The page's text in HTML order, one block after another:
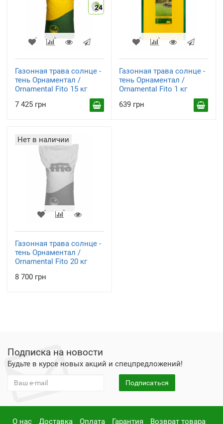
24
Газонная трава солнце -
тень Орнаментал /
Ornamental Fito 15 кг
7 425 грн
Газонная трава солнце -
тень Орнаментал /
Ornamental Fito 1 кг
639 грн
Нет в наличии
Газонная трава солнце -
тень Орнаментал /
Ornamental Fito 20 кг
8 700 грн
Подписка на новости
Будьте в курсе новых акций и спецпредложений!
Подписаться
О нас Доставка Оплата Гарантия Возврат товара